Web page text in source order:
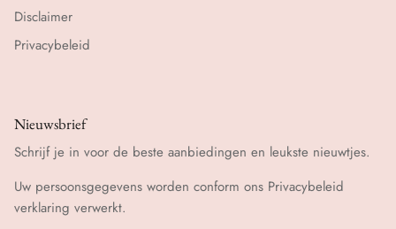
Disclaimer
Privacybeleid
Nieuwsbrief
Schrijf je in voor de beste aanbiedingen en leukste nieuwtjes.
Uw persoonsgegevens worden conform ons Privacybeleid
verklaring verwerkt.